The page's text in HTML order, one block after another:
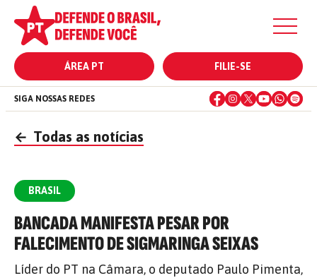
ÁREA PT FILIE-SE
SIGA NOSSAS REDES
← Todas as notícias
BRASIL
BANCADA MANIFESTA PESAR POR
FALECIMENTO DE SIGMARINGA SEIXAS
Líder do PT na Câmara, o deputado Paulo Pimenta,